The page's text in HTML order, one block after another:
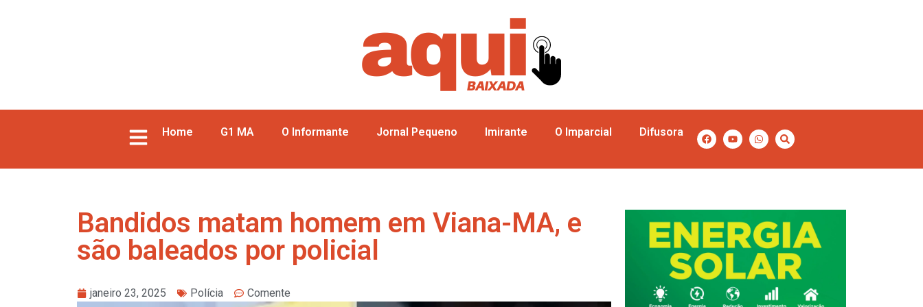
Home G1 MA O Informante Jornal Pequeno Imirante O Imparcial Difusora
Bandidos matam homem em Viana-MA, e
são baleados por policial
janeiro 23, 2025 Polícia Comente